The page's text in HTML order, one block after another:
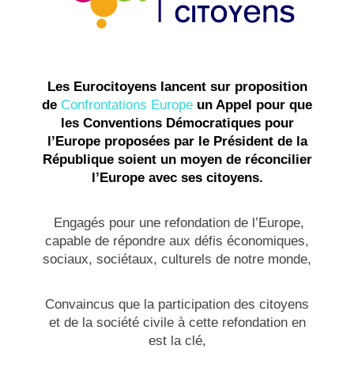
Les Eurocitoyens lancent sur proposition
de Confrontations Europe un Appel pour que
les Conventions Démocratiques pour
l’Europe proposées par le Président de la
République soient un moyen de réconcilier
l’Europe avec ses citoyens.
Engagés pour une refondation de l’Europe,
capable de répondre aux défis économiques,
sociaux, sociétaux, culturels de notre monde,
Convaincus que la participation des citoyens
et de la société civile à cette refondation en
est la clé,